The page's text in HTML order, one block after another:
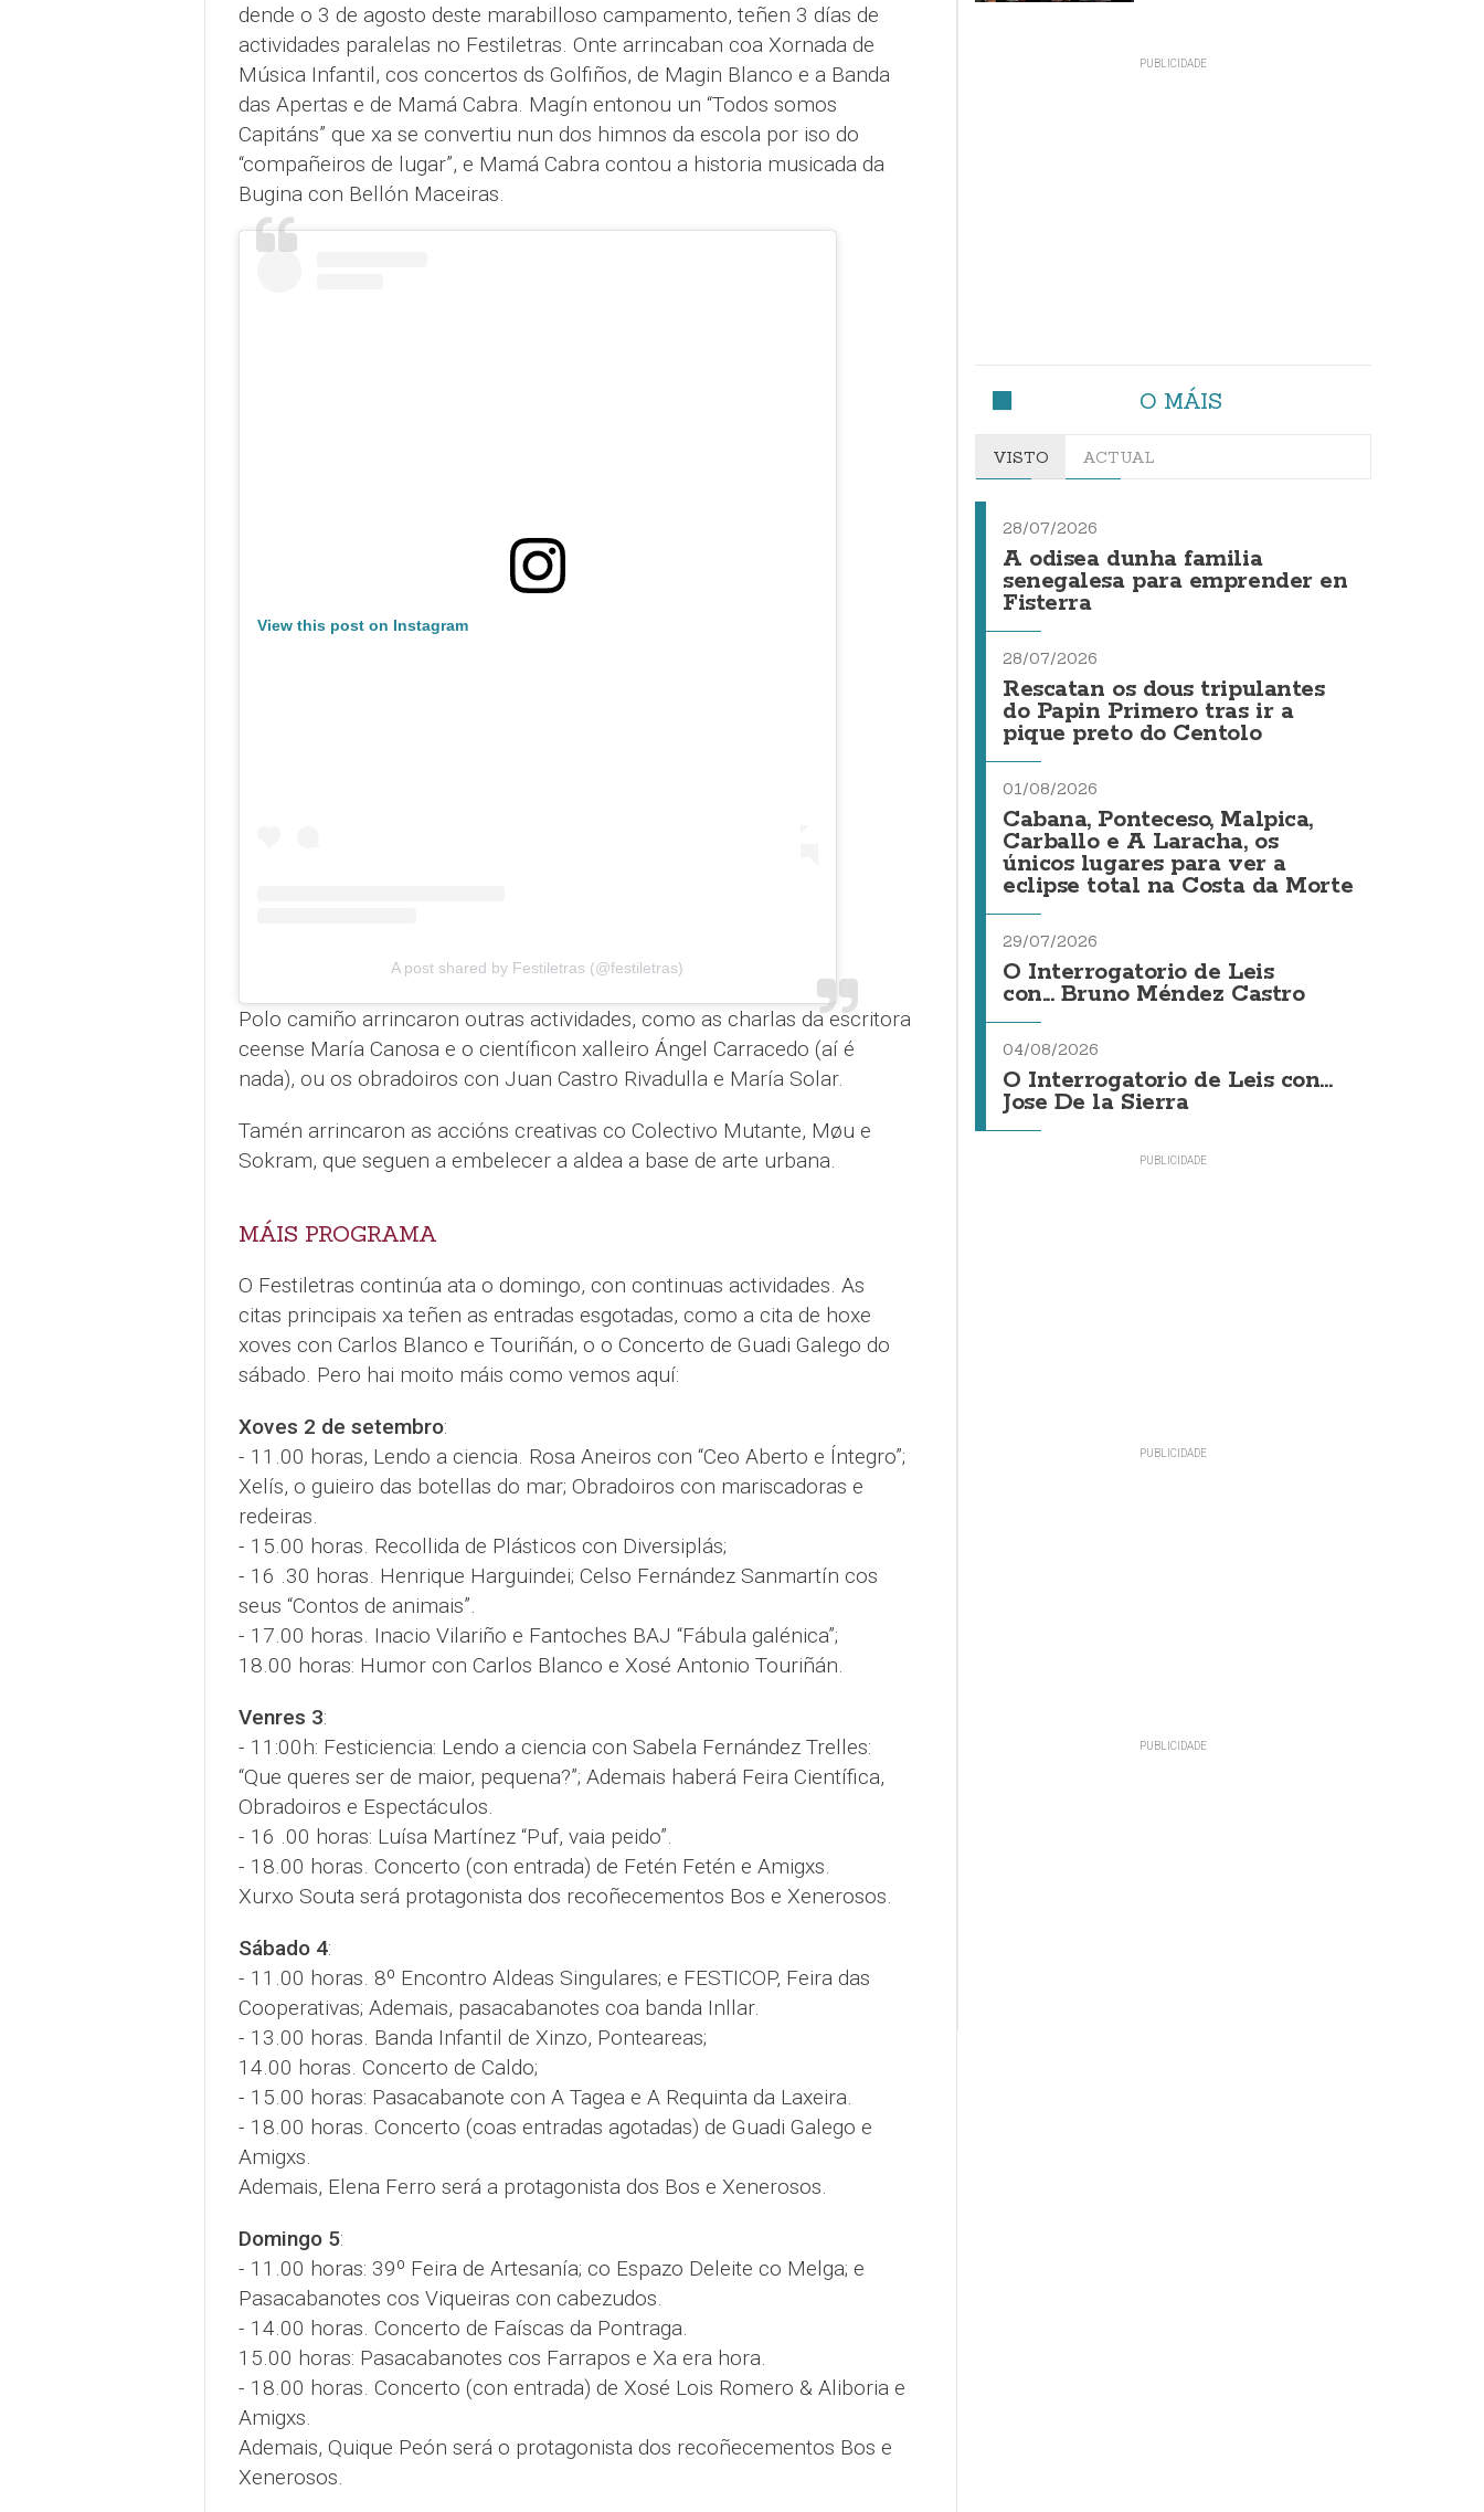
dende o 3 de agosto deste marabilloso campamento, teñen 3 días de
actividades paralelas no Festiletras. Onte arrincaban coa Xornada de
Música Infantil, cos concertos ds Golfiños, de Magin Blanco e a Banda
das Apertas e de Mamá Cabra. Magín entonou un “Todos somos
Capitáns” que xa se convertiu nun dos himnos da escola por iso do
“compañeiros de lugar”, e Mamá Cabra contou a historia musicada da
Bugina con Bellón Maceiras.
View this post on Instagram
A post shared by Festiletras (@festiletras)
Polo camiño arrincaron outras actividades, como as charlas da escritora
ceense María Canosa e o científicon xalleiro Ángel Carracedo (aí é
nada), ou os obradoiros con Juan Castro Rivadulla e María Solar.
Tamén arrincaron as accións creativas co Colectivo Mutante, Møu e
Sokram, que seguen a embelecer a aldea a base de arte urbana.
MÁIS PROGRAMA
O Festiletras continúa ata o domingo, con continuas actividades. As
citas principais xa teñen as entradas esgotadas, como a cita de hoxe
xoves con Carlos Blanco e Touriñán, o o Concerto de Guadi Galego do
sábado. Pero hai moito máis como vemos aquí:
Xoves 2 de setembro:
- 11.00 horas, Lendo a ciencia. Rosa Aneiros con “Ceo Aberto e Íntegro”;
Xelís, o guieiro das botellas do mar; Obradoiros con mariscadoras e
redeiras.
- 15.00 horas. Recollida de Plásticos con Diversiplás;
- 16 .30 horas. Henrique Harguindei; Celso Fernández Sanmartín cos
seus “Contos de animais”.
- 17.00 horas. Inacio Vilariño e Fantoches BAJ “Fábula galénica”;
18.00 horas: Humor con Carlos Blanco e Xosé Antonio Touriñán.
Venres 3:
- 11:00h: Festiciencia: Lendo a ciencia con Sabela Fernández Trelles:
“Que queres ser de maior, pequena?”; Ademais haberá Feira Científica,
Obradoiros e Espectáculos.
- 16 .00 horas: Luísa Martínez “Puf, vaia peido”.
- 18.00 horas. Concerto (con entrada) de Fetén Fetén e Amigxs.
Xurxo Souta será protagonista dos recoñecementos Bos e Xenerosos.
Sábado 4:
- 11.00 horas. 8º Encontro Aldeas Singulares; e FESTICOP, Feira das
Cooperativas; Ademais, pasacabanotes coa banda Inllar.
- 13.00 horas. Banda Infantil de Xinzo, Ponteareas;
14.00 horas. Concerto de Caldo;
- 15.00 horas: Pasacabanote con A Tagea e A Requinta da Laxeira.
- 18.00 horas. Concerto (coas entradas agotadas) de Guadi Galego e
Amigxs.
Ademais, Elena Ferro será a protagonista dos Bos e Xenerosos.
Domingo 5:
- 11.00 horas: 39º Feira de Artesanía; co Espazo Deleite co Melga; e
Pasacabanotes cos Viqueiras con cabezudos.
- 14.00 horas. Concerto de Faíscas da Pontraga.
15.00 horas: Pasacabanotes cos Farrapos e Xa era hora.
- 18.00 horas. Concerto (con entrada) de Xosé Lois Romero & Aliboria e
Amigxs.
Ademais, Quique Peón será o protagonista dos recoñecementos Bos e
Xenerosos.
O MÁIS
VISTO ACTUAL
28/07/2026
A odisea dunha familia
senegalesa para emprender en
Fisterra
28/07/2026
Rescatan os dous tripulantes
do Papin Primero tras ir a
pique preto do Centolo
01/08/2026
Cabana, Ponteceso, Malpica,
Carballo e A Laracha, os
únicos lugares para ver a
eclipse total na Costa da Morte
29/07/2026
O Interrogatorio de Leis
con... Bruno Méndez Castro
04/08/2026
O Interrogatorio de Leis con...
Jose De la Sierra